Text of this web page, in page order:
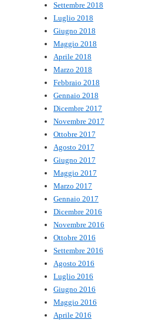
Settembre 2018
Luglio 2018
Giugno 2018
Maggio 2018
Aprile 2018
Marzo 2018
Febbraio 2018
Gennaio 2018
Dicembre 2017
Novembre 2017
Ottobre 2017
Agosto 2017
Giugno 2017
Maggio 2017
Marzo 2017
Gennaio 2017
Dicembre 2016
Novembre 2016
Ottobre 2016
Settembre 2016
Agosto 2016
Luglio 2016
Giugno 2016
Maggio 2016
Aprile 2016